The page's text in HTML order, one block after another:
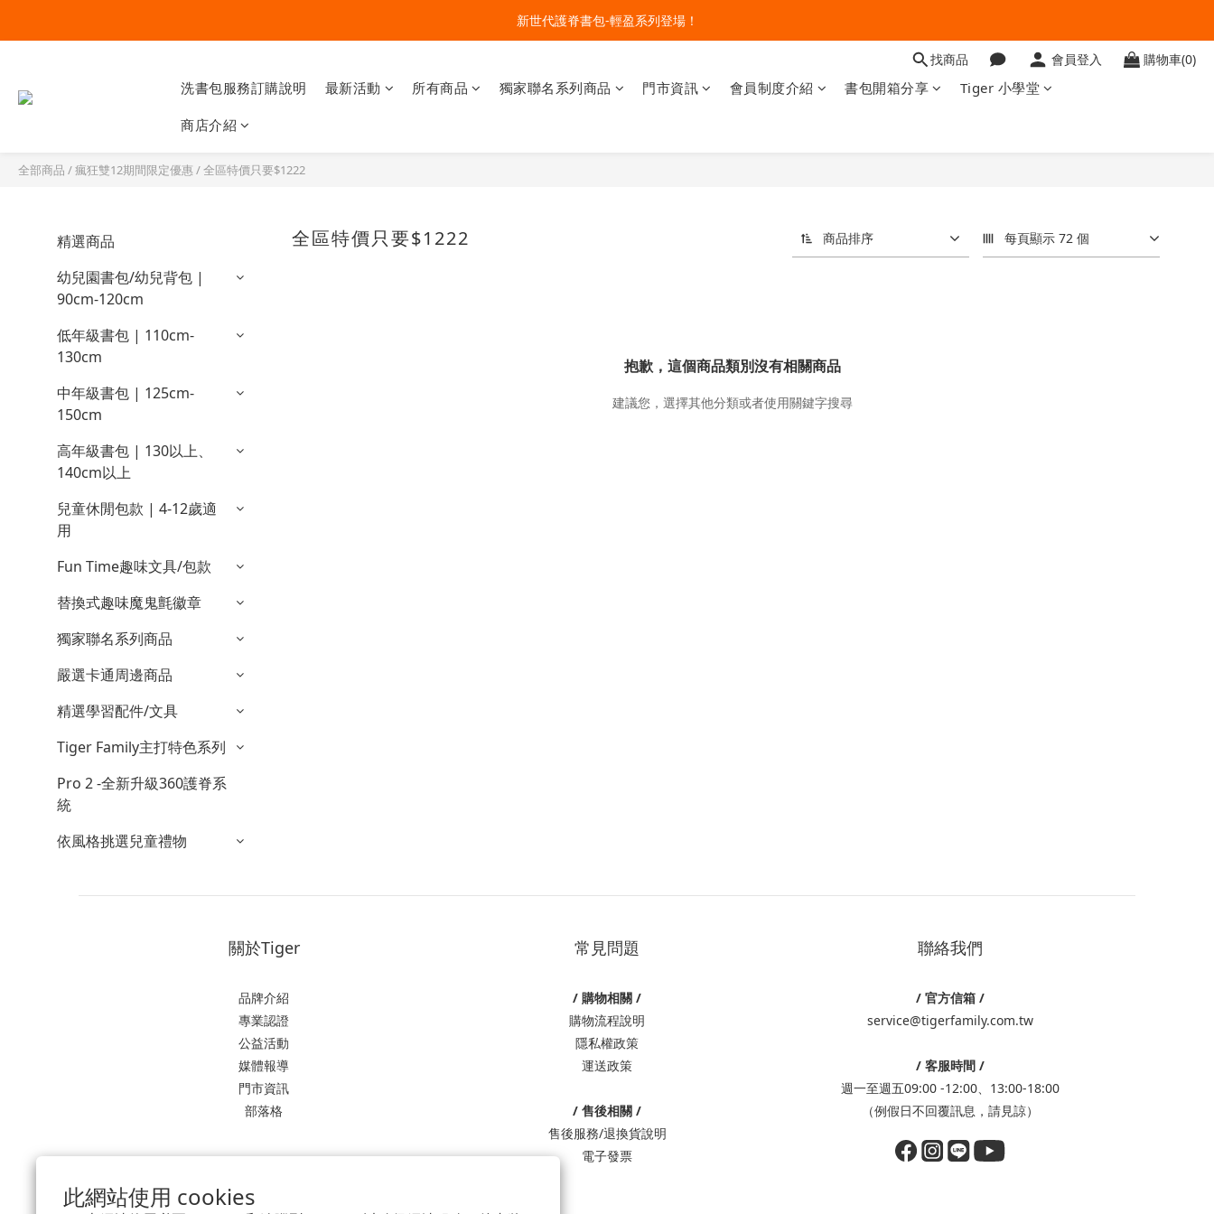
此網站使用 cookies
🔥今夏最夯 Pokémon 寶可夢書包現貨熱賣中！開心迎接新學期！
新世代護脊書包-輕盈系列登場！
🔥今夏最夯 Pokémon 寶可夢書包現貨熱賣中！開心迎接新學期！
找商品 會員登入 購物車(0)
洗書包服務訂購說明 最新活動 所有商品 獨家聯名系列商品 門市資訊 會員制度介紹 書包開箱分享 Tiger 小學堂
商店介紹
全部商品 /瘋狂雙12期間限定優惠 /全區特價只要$1222
精選商品
幼兒園書包/幼兒背包 |
90cm-120cm
低年級書包 | 110cm-
130cm
中年級書包 | 125cm-
150cm
高年級書包 | 130以上、
140cm以上
兒童休閒包款 | 4-12歲適
用
Fun Time趣味文具/包款
替換式趣味魔鬼氈徽章
獨家聯名系列商品
嚴選卡通周邊商品
精選學習配件/文具
Tiger Family主打特色系列
Pro 2 -全新升級360護脊系
統
依風格挑選兒童禮物
全區特價只要$1222 商品排序 每頁顯示 72 個
抱歉，這個商品類別沒有相關商品
建議您，選擇其他分類或者使用關鍵字搜尋
關於Tiger
品牌介紹
專業認證
公益活動
媒體報導
門市資訊
部落格
常見問題
/ 購物相關 /
購物流程說明
隱私權政策
運送政策
/ 售後相關 /
售後服務/退換貨說明
電子發票
聯絡我們
/ 官方信箱 /
service@tigerfamily.com.tw
/ 客服時間 /
週一至週五09:00 -12:00、13:00-18:00
（例假日不回覆訊息，請見諒）